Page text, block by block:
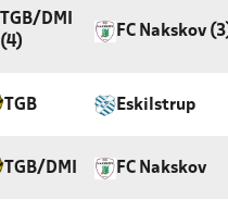
TGB/DMI
(4)
FC Nakskov
TGB Eskilstrup
TGB/DMI FC Nakskov